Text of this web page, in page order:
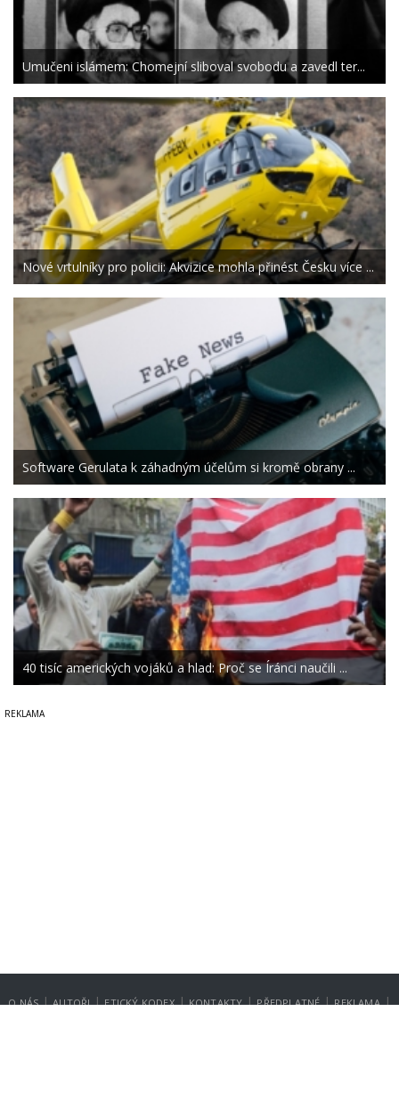
Umučeni islámem: Chomejní sliboval svobodu a zavedl ter...
Nové vrtulníky pro policii: Akvizice mohla přinést Česku více ...
Software Gerulata k záhadným účelům si kromě obrany ...
40 tisíc amerických vojáků a hlad: Proč se Íránci naučili ...
O NÁS | AUTOŘI | ETICKÝ KODEX | KONTAKTY | PŘEDPLATNÉ | REKLAMA |